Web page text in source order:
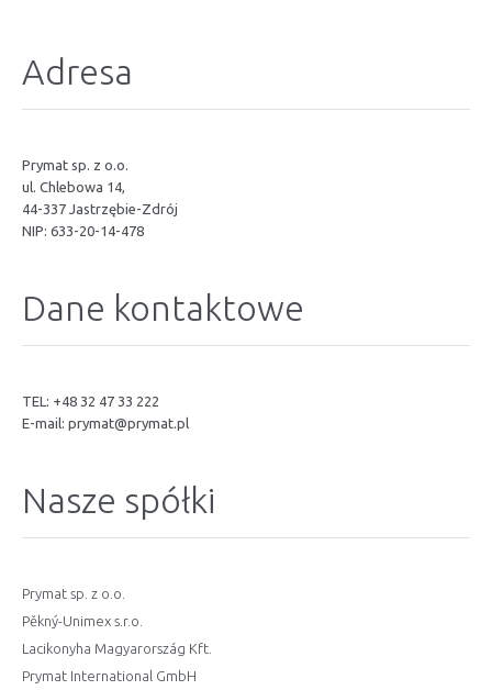
Adresa
Prymat sp. z o.o.
ul. Chlebowa 14,
44-337 Jastrzębie-Zdrój
NIP: 633-20-14-478
Dane kontaktowe
TEL: +48 32 47 33 222
E-mail: prymat@prymat.pl
Nasze spółki
Prymat sp. z o.o.
Pěkný-Unimex s.r.o.
Lacikonyha Magyarország Kft.
Prymat International GmbH